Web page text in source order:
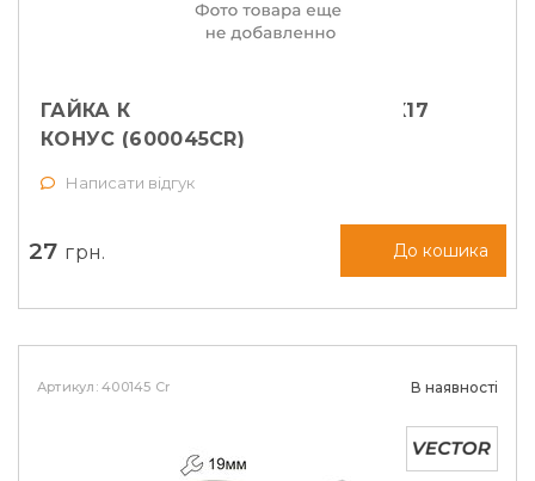
ГАЙКА КОЛІСНА VECTOR M12X1,5X17
КОНУС (600045CR)
Написати відгук
27 грн. До кошика
Артикул: 400145 Cr В наявності